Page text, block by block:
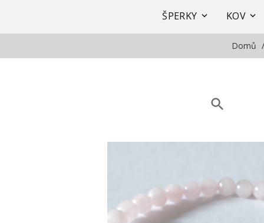
ŠPERKY KOV
Domů
search